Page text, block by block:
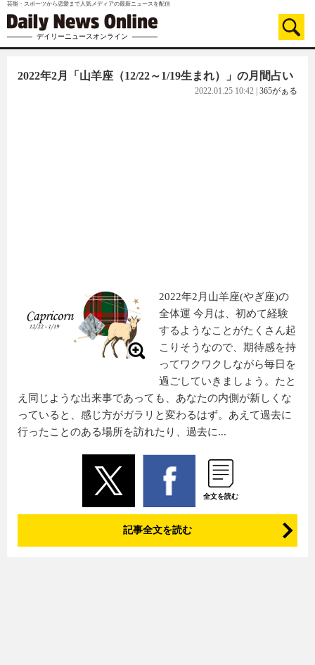
芸能・スポーツから恋愛まで人気メディアの最新ニュースを配信
デイリーニュースオンライン
2022年2月「山羊座（12/22～1/19生まれ）」の月間占い
2022.01.25 10:42 365がぁる
2022年2月山羊座(やぎ座)の
全体運 今月は、初めて経験
するようなことがたくさん起
こりそうなので、期待感を持
ってワクワクしながら毎日を
過ごしていきましょう。たと
え同じような出来事であっても、あなたの内側が新しくな
っていると、感じ方がガラリと変わるはず。あえて過去に
行ったことのある場所を訪れたり、過去に...
全文を読む
記事全文を読む